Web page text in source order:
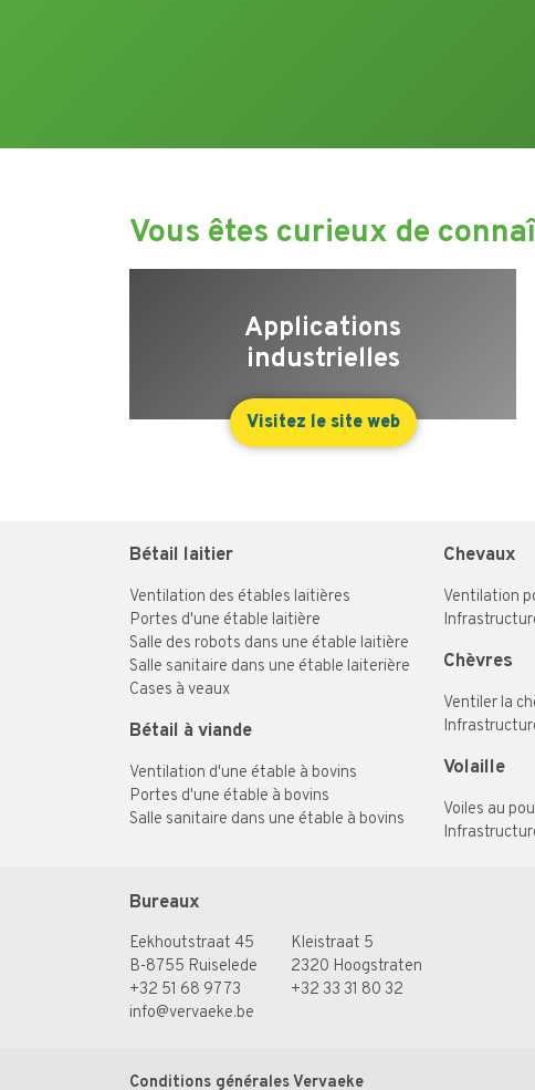
Vous êtes curieux de
Applications
industrielles
Visitez le site web
Bétail laitier
Ventilation des étables laitières
Portes d'une étable laitière
Salle des robots dans une étable laitière
Salle sanitaire dans une étable laiterière
Cases à veaux
Bétail à viande
Ventilation d'une étable à bovins
Portes d'une étable à bovins
Salle sanitaire dans une étable à bovins
Chevaux
Ventilation
Chèvres
Ventiler la
Volaille
Voiles au
Bureaux
Eekhoutstraat 45
B-8755 Ruiselede
+32 51 68 97 73
info@vervaeke.be
Kleistraat 5
2320 Hoogstraten
+32 33 31 80 32
Conditions générales Vervaeke